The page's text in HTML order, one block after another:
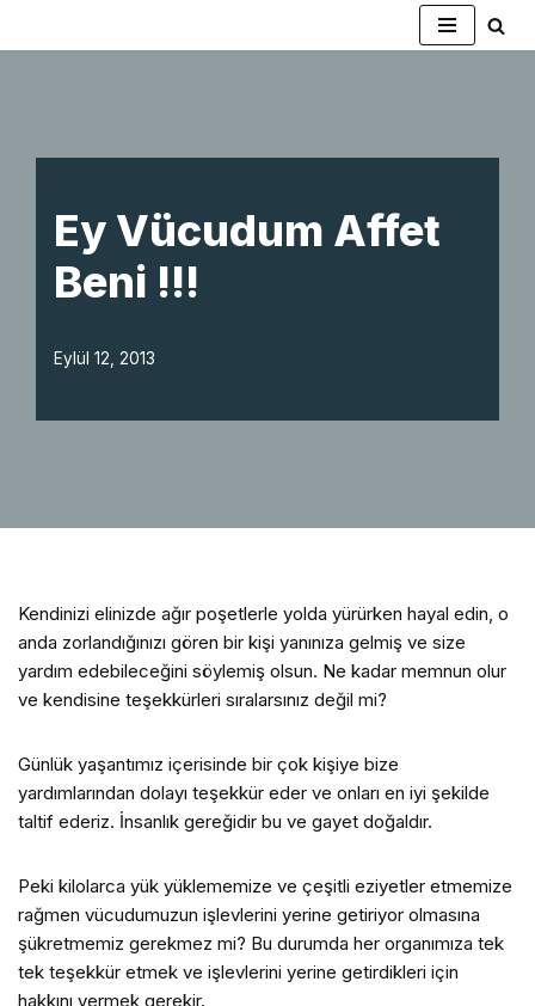
Ey Vücudum Affet
Beni !!!
Eylül 12, 2013
Kendinizi elinizde ağır poşetlerle yolda yürürken hayal edin, o
anda zorlandığınızı gören bir kişi yanınıza gelmiş ve size
yardım edebileceğini söylemiş olsun. Ne kadar memnun olur
ve kendisine teşekkürleri sıralarsınız değil mi?
Günlük yaşantımız içerisinde bir çok kişiye bize
yardımlarından dolayı teşekkür eder ve onları en iyi şekilde
taltif ederiz. İnsanlık gereğidir bu ve gayet doğaldır.
Peki kilolarca yük yüklememize ve çeşitli eziyetler etmemize
rağmen vücudumuzun işlevlerini yerine getiriyor olmasına
şükretmemiz gerekmez mi? Bu durumda her organımıza tek
tek teşekkür etmek ve işlevlerini yerine getirdikleri için
hakkını vermek gerekir.